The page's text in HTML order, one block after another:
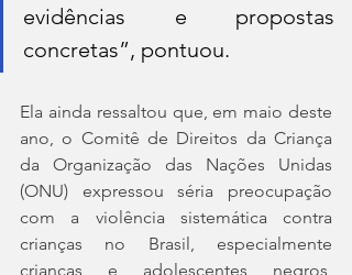
evidências e propostas
concretas”, pontuou.
Ela ainda ressaltou que, em maio deste
ano, o Comitê de Direitos da Criança
da Organização das Nações Unidas
(ONU) expressou séria preocupação
com a violência sistemática contra
crianças no Brasil, especialmente
crianças e adolescentes negros,